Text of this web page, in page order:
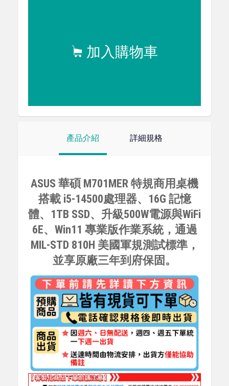
加入購物車
產品介紹 詳細規格
ASUS 華碩 M701MER 特規商用桌機
搭載 i5-14500處理器、16G 記憶
體、1TB SSD、升級500W電源與WiFi
6E、Win11 專業版作業系統，通過
MIL-STD 810H 美國軍規測試標準，
並享原廠三年到府保固。